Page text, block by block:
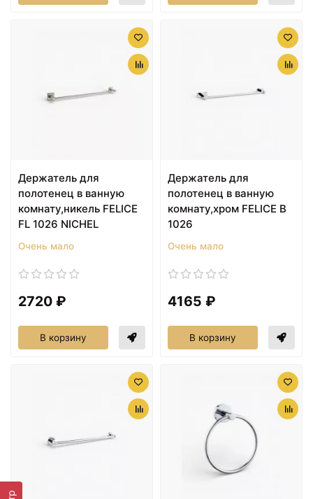
Держатель для
полотенец в ванную
комнату,никель FELICE
FL 1026 NICHEL
Очень мало
2720 ₽
В корзину
Держатель для
полотенец в ванную
комнату,хром FELICE B
1026
Очень мало
4165 ₽
В корзину